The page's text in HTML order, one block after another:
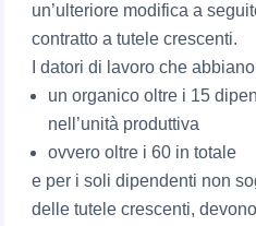
un’ulteriore modifica a
contratto a tutele crescenti.
I datori di lavoro che
un organico oltre i 15
nell’unità produttiva
ovvero oltre i 60 in totale
e per i soli dipendenti non
delle tutele crescenti,